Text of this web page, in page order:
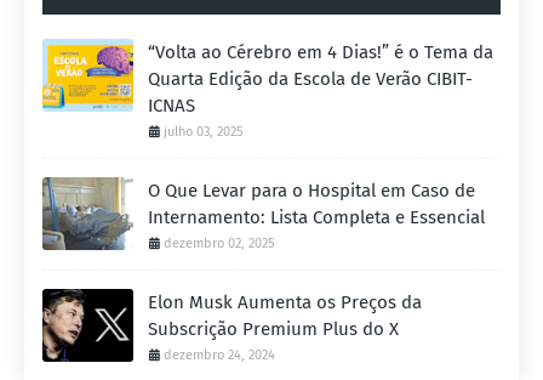
“Volta ao Cérebro em 4 Dias!” é o Tema da
Quarta Edição da Escola de Verão CIBIT-
ICNAS
julho 03, 2025
O Que Levar para o Hospital em Caso de
Internamento: Lista Completa e Essencial
dezembro 02, 2025
Elon Musk Aumenta os Preços da
Subscrição Premium Plus do X
dezembro 24, 2024